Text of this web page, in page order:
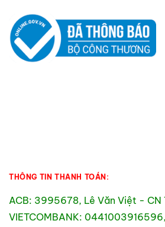
THÔNG TIN THANH TOÁN:
ACB: 3995678, Lê Văn Việt - CN
VIETCOMBANK: